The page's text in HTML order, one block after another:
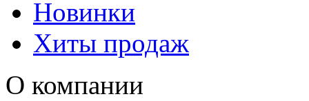
Новинки
Хиты продаж
О компании